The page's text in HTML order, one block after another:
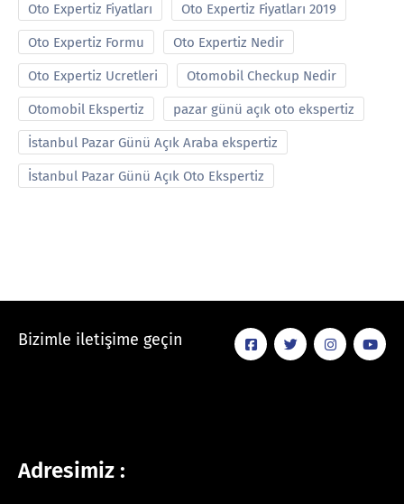
Oto Expertiz Fiyatları Oto Expertiz Fiyatları 2019
Oto Expertiz Formu Oto Expertiz Nedir
Oto Expertiz Ucretleri Otomobil Checkup Nedir
Otomobil Ekspertiz pazar günü açık oto ekspertiz
İstanbul Pazar Günü Açık Araba ekspertiz
İstanbul Pazar Günü Açık Oto Ekspertiz
Bizimle iletişime geçin
Adresimiz :